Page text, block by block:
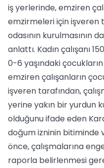
iş yerlerinde, emziren
emzirmeleri için işveren
odasının kurulmasının
anlattı. Kadın çalışanı
0-6 yaşındaki çocukların
emziren çalışanların
işveren tarafından,
yerine yakın bir yurdun
olduğunu ifade eden
doğum izninin bitiminde
önce, çalışmalarına
raporla belirlenmesi